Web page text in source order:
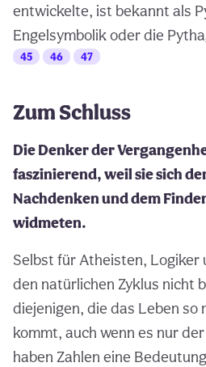
entwickelte, ist bekannt als
Engelsymbolik oder die
45 46 47
Zum Schluss
Die Denker der
faszinierend, weil sie sich
Nachdenken und dem
widmeten.
Selbst für Atheisten, Logiker
den natürlichen Zyklus nicht
diejenigen, die das Leben so
kommt, auch wenn es nur
haben Zahlen eine